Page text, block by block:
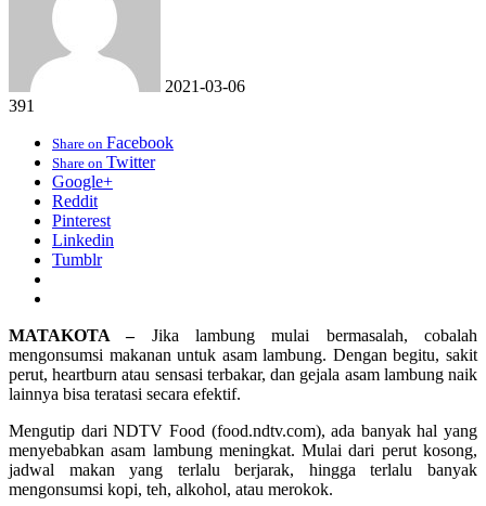
2021-03-06
391
Share on Facebook
Share on Twitter
Google+
Reddit
Pinterest
Linkedin
Tumblr
MATAKOTA –Jika lambung mulai bermasalah, cobalah
mengonsumsi makanan untuk asam lambung. Dengan begitu, sakit
perut, heartburn atau sensasi terbakar, dan gejala asam lambung naik
lainnya bisa teratasi secara efektif.
Mengutip dari NDTV Food (food.ndtv.com), ada banyak hal yang
menyebabkan asam lambung meningkat. Mulai dari perut kosong,
jadwal makan yang terlalu berjarak, hingga terlalu banyak
mengonsumsi kopi, teh, alkohol, atau merokok.